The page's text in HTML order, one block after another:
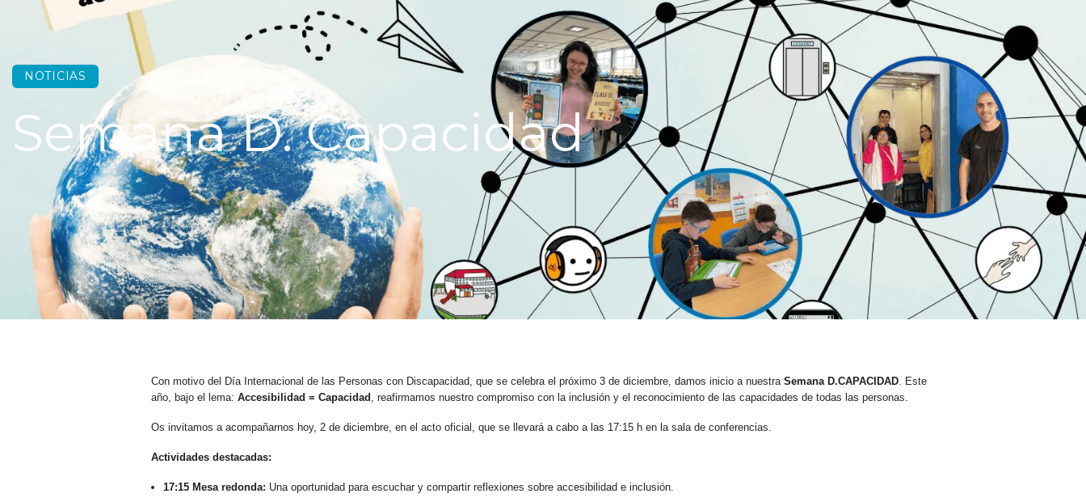
NOTICIAS
Semana D. Capacidad
Con motivo del Día Internacional de las Personas con Discapacidad, que se celebra el próximo 3 de diciembre, damos inicio a nuestra Semana D.CAPACIDAD. Este
año, bajo el lema: Accesibilidad = Capacidad , reafirmamos nuestro compromiso con la inclusión y el reconocimiento de las capacidades de todas las personas.
Os invitamos a acompañarnos hoy, 2 de diciembre, en el acto oficial, que se llevará a cabo a las 17:15 h en la sala de conferencias.
Actividades destacadas:
17:15 Mesa redonda: Una oportunidad para escuchar y compartir reflexiones sobre accesibilidad e inclusión.